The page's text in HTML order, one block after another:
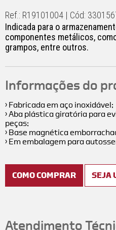
Ref.: R19101004 | Cód:
Indicada para o
componentes metálicos,
grampos, entre outros.
Informações do
› Fabricada em aço inoxidável;
› Aba plástica giratória para
peças;
› Base magnética
› Em embalagem para
COMO COMPRAR SEJA
Atendimento